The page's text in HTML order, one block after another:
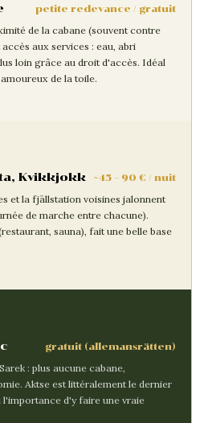
petite redevance / gratuit
de la cabane (souvent contre
aux services : eau, abri
loin grâce au droit d'accès. Idéal
de la toile.
Kvikkjokk ~45 – 90 € / nuit
et la fjällstation voisines jalonnent
de marche entre chacune).
sauna), fait une belle base
gratuit (allemansrätten)
: plus aucune cabane,
Aktse est littéralement le dernier
d'y faire une vraie